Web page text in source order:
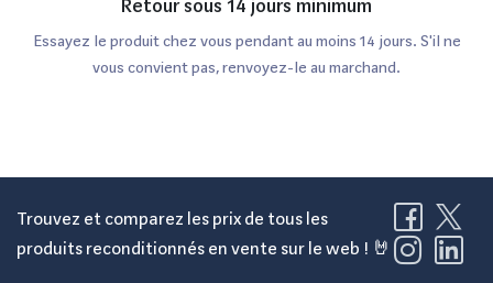
Retour sous 14 jours minimum
Essayez le produit chez vous pendant au moins 14 jours. S'il ne
vous convient pas, renvoyez-le au marchand.
Trouvez et comparez les prix de tous les
produits reconditionnés en vente sur le web ! 🤘